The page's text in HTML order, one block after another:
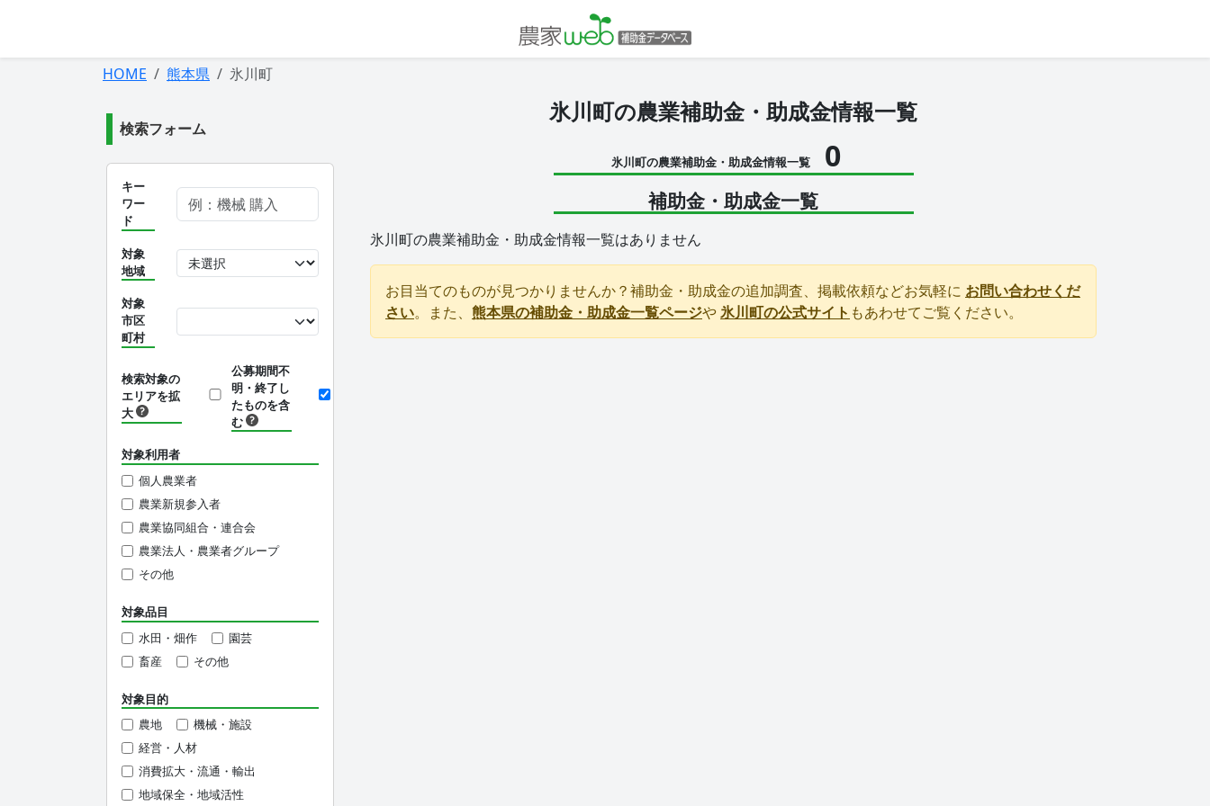
HOME 熊本県 氷川町
検索フォーム
キー
ワー
ド
対象
地域
対象
市区
町村
検索対象の
エリアを拡
大
公募期間不
明・終了し
たものを含
む
対象利用者
個人農業者
農業新規参入者
農業協同組合・連合会
農業法人・農業者グループ
その他
対象品目
水田・畑作
園芸
畜産
その他
対象目的
農地
機械・施設
経営・人材
消費拡大・流通・輸出
地域保全・地域活性
氷川町の農業補助金・助成金情報一覧
氷川町の農業補助金・助成金情報一覧 0
補助金・助成金一覧
氷川町の農業補助金・助成金情報一覧はありません
お目当てのものが見つかりませんか？補助金・助成金の追加調査、掲載依頼などお気軽に お問い合わせくだ
さい。また、 熊本県の補助金・助成金一覧ページや氷川町の公式サイト もあわせてご覧ください。